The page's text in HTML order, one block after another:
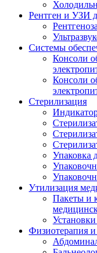
Рентген и УЗИ
Системы
Консоли
Консоли
Стерилизация
Упаковка
Утилизация
Пакеты и
Физиотерапия